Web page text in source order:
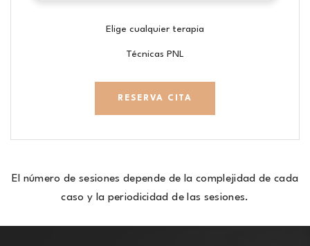
Elige cualquier terapia
Técnicas PNL
RESERVA CITA
El número de sesiones depende de la complejidad de cada
caso y la periodicidad de las sesiones.